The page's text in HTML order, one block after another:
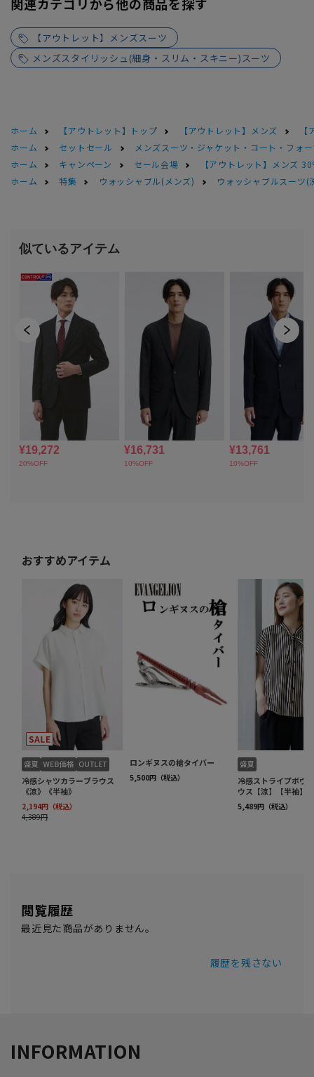
関連カテゴリから他の商品を探す
【アウトレット】メンズスーツ
メンズスタイリッシュ(細身・スリム・スキニー)スーツ
ホーム 【アウトレット】トップ 【アウトレット】メンズ
ホーム
セットセール
メンズスーツ・ジャケット・コート・フォ
ホーム
キャンペーン セール会場
【アウトレット】メンズ
ホーム
特集 ウォッシャブル(メンズ) ウォッシャブルスーツ(
閲覧履歴
最近見た商品がありません。
履歴を残さない
INFORMATION